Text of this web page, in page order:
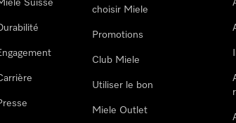
Suisse
choisir Miele
Promotions
Club Miele
Utiliser le bon
Miele Outlet